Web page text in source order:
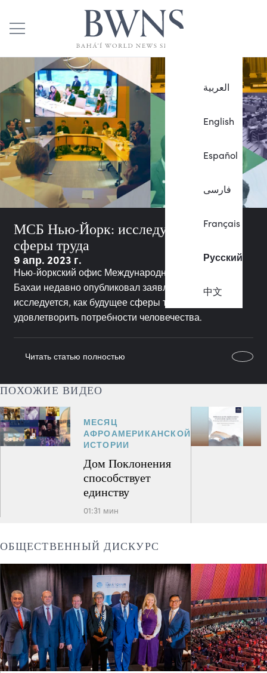
العربية
English
Español
فارسی
Français
Русский
中文
МСБ Нью-Йорк: исследуя будущее
сферы труда
9 апр. 2023 г.
Нью-йоркский офис Международного Сообщества
Бахаи недавно опубликовал заявление, где
исследуется, как будущее сферы труда может
удовлетворить потребности человечества.
Читать статью полностью
ПОХОЖИЕ ВИДЕО
МЕСЯЦ
АФРОАМЕРИКАНСКОЙ
ИСТОРИИ
Дом Поклонения
способствует
единству
01:31 мин
ОБЩЕСТВЕННЫЙ ДИСКУРС